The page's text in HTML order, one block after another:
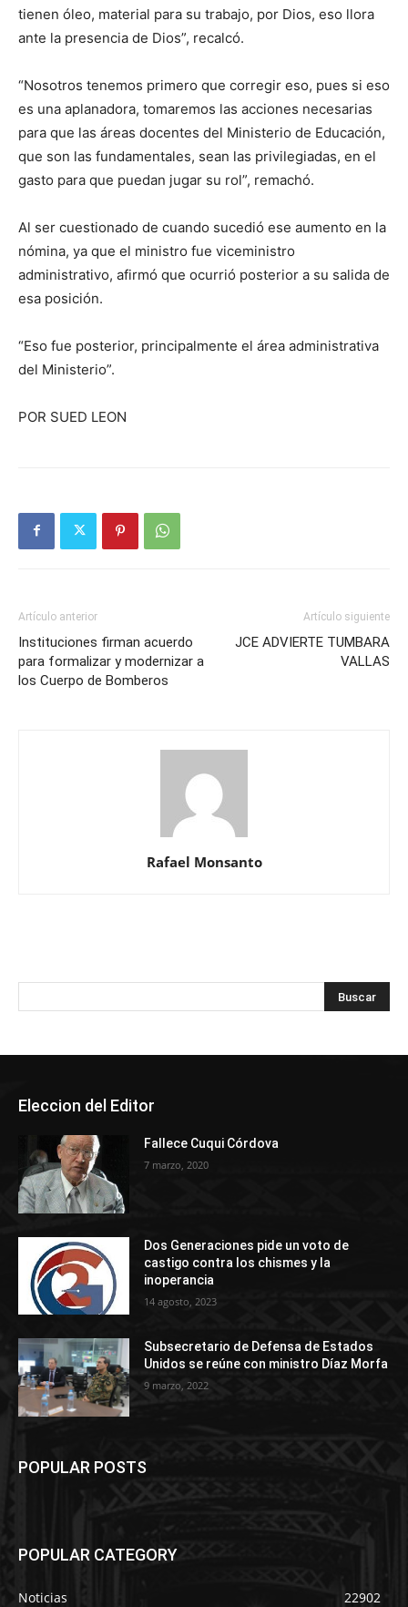
tienen óleo, material para su trabajo, por Dios, eso llora
ante la presencia de Dios”, recalcó.
“Nosotros tenemos primero que corregir eso, pues si eso
es una aplanadora, tomaremos las acciones necesarias
para que las áreas docentes del Ministerio de Educación,
que son las fundamentales, sean las privilegiadas, en el
gasto para que puedan jugar su rol”, remachó.
Al ser cuestionado de cuando sucedió ese aumento en la
nómina, ya que el ministro fue viceministro
administrativo, afirmó que ocurrió posterior a su salida de
esa posición.
“Eso fue posterior, principalmente el área administrativa
del Ministerio”.
POR SUED LEON
Artículo anterior
Instituciones firman acuerdo
para formalizar y modernizar a
los Cuerpo de Bomberos
Artículo siguiente
JCE ADVIERTE TUMBARA
VALLAS
Rafael Monsanto
Eleccion del Editor
Fallece Cuqui Córdova
7 marzo, 2020
Dos Generaciones pide un voto de
castigo contra los chismes y la
inoperancia
14 agosto, 2023
Subsecretario de Defensa de Estados
Unidos se reúne con ministro Díaz Morfa
9 marzo, 2022
POPULAR POSTS
POPULAR CATEGORY
Noticias 22902